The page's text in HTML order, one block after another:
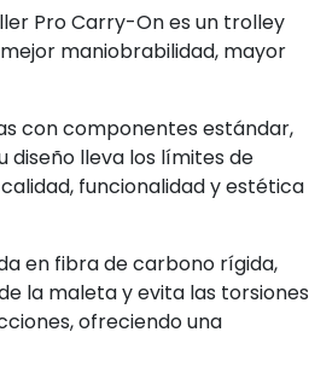
Pro Carry-On es un trolley
maniobrabilidad, mayor
con componentes estándar,
diseño lleva los límites de
funcionalidad y estética
en fibra de carbono rígida,
la maleta y evita las torsiones
ofreciendo una